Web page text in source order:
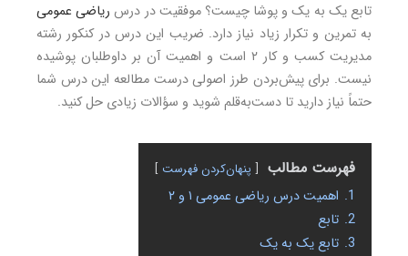
تابع یک به یک و پوشا چیست؟ موفقیت در درس ریاضی عمومی
به تمرین و تکرار زیاد نیاز دارد. ضریب این درس در کنکور رشته
مدیریت کسب و کار ۲ است و اهمیت آن بر داوطلبان پوشیده
نیست. برای پیش‌بردن طرز اصولی درست مطالعه این درس شما
حتماً نیاز دارید تا دست‌به‌قلم شوید و سؤالات زیادی حل کنید.
فهرست مطالب پنهان‌کردن فهرست
1. اهمیت درس ریاضی عمومی ۱ و ۲
2. تابع
3. تابع یک به یک